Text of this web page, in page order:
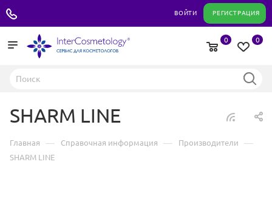
ВОЙТИ РЕГИСТРАЦИЯ
0
0
SHARM LINE
Главная — Справочная информация — Производители —
SHARM LINE